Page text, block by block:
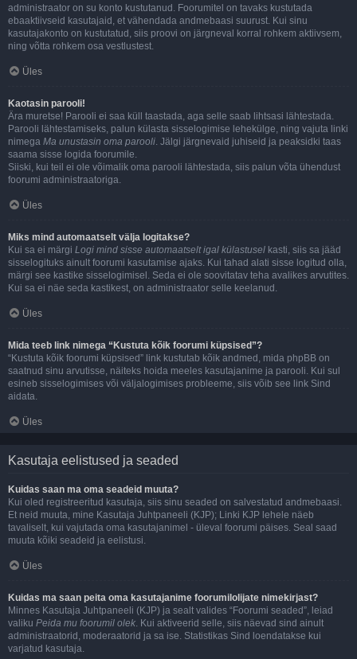
administraator on su konto kustutanud. Foorumitel on tavaks kustutada
ebaaktiivseid kasutajaid, et vähendada andmebaasi suurust. Kui sinu
kasutajakonto on kustutatud, siis proovi on järgneval korral rohkem aktiivsem,
ning võtta rohkem osa vestlustest.
Üles
Kaotasin parooli!
Ära muretse! Parooli ei saa küll taastada, aga selle saab lihtsasi lähtestada.
Parooli lähtestamiseks, palun külasta sisselogimise lehekülge, ning vajuta linki
nimega Ma unustasin oma parooli. Jälgi järgnevaid juhiseid ja peaksidki taas
saama sisse logida foorumile.
Siiski, kui teil ei ole võimalik oma parooli lähtestada, siis palun võta ühendust
foorumi administraatoriga.
Üles
Miks mind automaatselt välja logitakse?
Kui sa ei märgi Logi mind sisse automaatselt igal külastusel kasti, siis sa jääd
sisselogituks ainult foorumi kasutamise ajaks. Kui tahad alati sisse logitud olla,
märgi see kastike sisselogimisel. Seda ei ole soovitatav teha avalikes arvutites.
Kui sa ei näe seda kastikest, on administraator selle keelanud.
Üles
Mida teeb link nimega “Kustuta kõik foorumi küpsised”?
“Kustuta kõik foorumi küpsised” link kustutab kõik andmed, mida phpBB on
saatnud sinu arvutisse, näiteks hoida meeles kasutajanime ja parooli. Kui sul
esineb sisselogimises või väljalogimises probleeme, siis võib see link Sind
aidata.
Üles
Kasutaja eelistused ja seaded
Kuidas saan ma oma seadeid muuta?
Kui oled registreeritud kasutaja, siis sinu seaded on salvestatud andmebaasi.
Et neid muuta, mine Kasutaja Juhtpaneeli (KJP); Linki KJP lehele näeb
tavaliselt, kui vajutada oma kasutajanimel - üleval foorumi päises. Seal saad
muuta kõiki seadeid ja eelistusi.
Üles
Kuidas ma saan peita oma kasutajanime foorumilolijate nimekirjast?
Minnes Kasutaja Juhtpaneeli (KJP) ja sealt valides “Foorumi seaded”, leiad
valiku Peida mu foorumil olek. Kui aktiveerid selle, siis näevad sind ainult
administraatorid, moderaatorid ja sa ise. Statistikas Sind loendatakse kui
varjatud kasutaja.